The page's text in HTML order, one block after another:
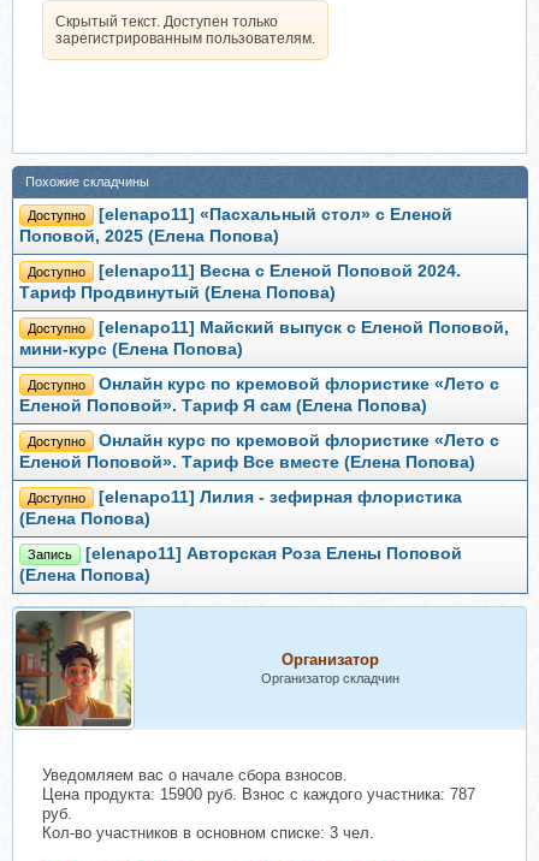
Скрытый текст. Доступен только
зарегистрированным пользователям.
Похожие складчины
Доступно
[elenapo11] «Пасхальный стол» с Еленой
Поповой, 2025 (Елена Попова)
Доступно
[elenapo11] Весна с Еленой Поповой 2024.
Тариф Продвинутый (Елена Попова)
Доступно
[elenapo11] Майский выпуск с Еленой Поповой,
мини-курс (Елена Попова)
Доступно
Онлайн курс по кремовой флористике «Лето с
Еленой Поповой». Тариф Я сам (Елена Попова)
Доступно
Онлайн курс по кремовой флористике «Лето с
Еленой Поповой». Тариф Все вместе (Елена Попова)
Доступно
[elenapo11] Лилия - зефирная флористика
(Елена Попова)
Запись
[elenapo11] Авторская Роза Елены Поповой
(Елена Попова)
Организатор
Организатор складчин
Уведомляем вас о начале сбора взносов.
Цена продукта: 15900 руб. Взнос с каждого участника: 787
руб.
Кол-во участников в основном списке: 3 чел.